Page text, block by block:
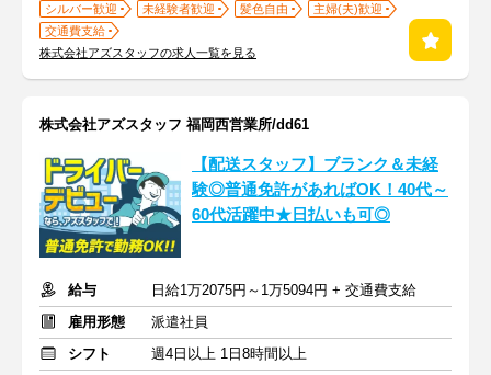
シルバー歓迎 未経験者歓迎 髪色自由
主婦(夫)歓迎
交通費支給
株式会社アズスタッフの求人一覧を見る
株式会社アズスタッフ 福岡西営業所/dd61
【配送スタッフ】ブランク＆未経
験◎普通免許があればOK！40代～
60代活躍中★日払いも可◎
給与
日給1万2075円～1万5094円 + 交通費支給
雇用形態
派遣社員
シフト
週4日以上 1日8時間以上